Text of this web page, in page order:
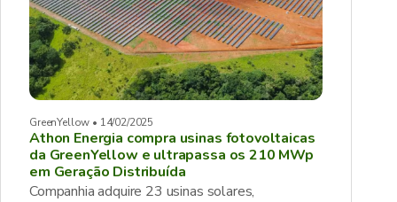
GreenYellow • 14/02/2025
Athon Energia compra usinas fotovoltaicas
da GreenYellow e ultrapassa os 210 MWp
em Geração Distribuída
Companhia adquire 23 usinas solares,